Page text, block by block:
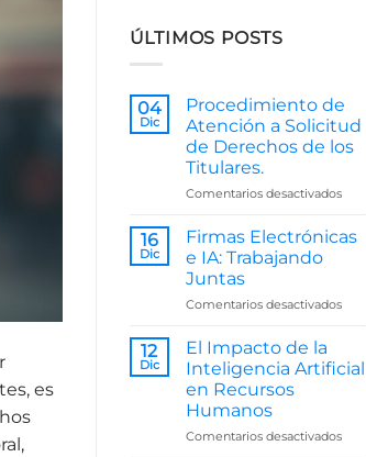
es
ÚLTIMOS POSTS
04
Dic
Procedimiento de
Atención a Solicitud
de Derechos de los
Titulares.
Comentarios desactivadosen
de
de
los
16
Dic
Firmas Electrónicas
e IA: Trabajando
Juntas
Comentarios desactivadosen
e
IA:
12
Dic
El Impacto de la
Inteligencia Artificial
en Recursos
Humanos
Comentarios desactivadosen